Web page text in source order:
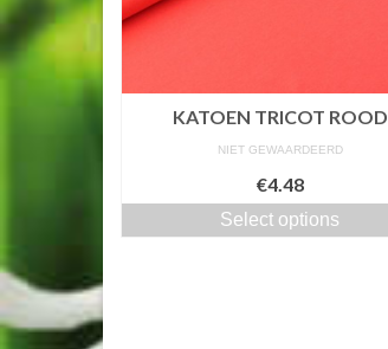
KATOEN TRICOT ROOD
NIET GEWAARDEERD
€4.48
Select options